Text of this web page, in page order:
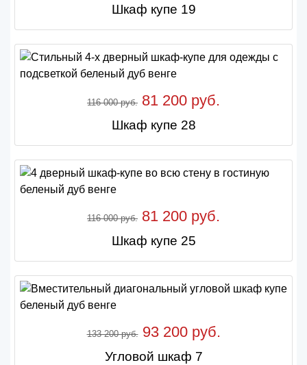
Шкаф купе 19
116 000 руб. 81 200 руб.
Шкаф купе 28
116 000 руб. 81 200 руб.
Шкаф купе 25
133 200 руб.93 200 руб.
Угловой шкаф 7